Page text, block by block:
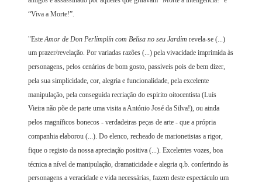
“Viva a Morte!”.
"EsteAmor de Don Perlimplín com Belisa no seu Jardim revela-se (...)
um prazer/revelação. Por variadas razões (...) pela vivacidade imprimida às
personagens, pelos cenários de bom gosto, passíveis pois de bem dizer,
pela sua simplicidade, cor, alegria e funcionalidade, pela excelente
manipulação, pela conseguida recriação do espírito oitocentista (Luís
Vieira não põe de parte uma visita a António José da Silva!), ou ainda
pelos magníficos bonecos - verdadeiras peças de arte - que a própria
companhia elaborou (...). Do elenco, recheado de marionetistas a rigor,
fique o registo da nossa apreciação positiva (...). Excelentes vozes, boa
técnica a nível de manipulação, dramaticidade e alegria q.b. conferindo às
personagens a veracidade e vida necessárias, fazem deste espectáculo um